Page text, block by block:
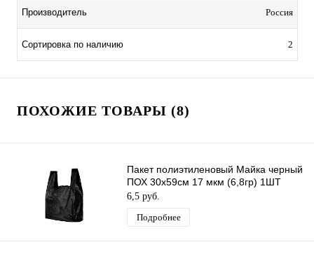
Производитель Россия
Сортировка по наличию 2
ПОХОЖИЕ ТОВАРЫ (8)
Пакет полиэтиленовый Майка черный
ПОХ 30х59см 17 мкм (6,8гр) 1ШТ
6,5 руб.
Подробнее